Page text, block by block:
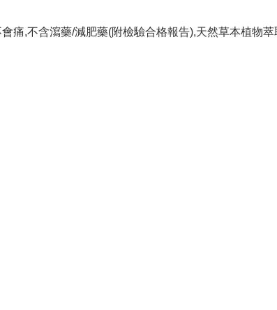
痛,不含瀉藥/減肥藥(附檢驗合格報告),天然草本植物